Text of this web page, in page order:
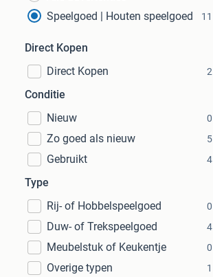
Speelgoed | Houten speelgoed
11
Direct Kopen
Direct Kopen
2
Conditie
Nieuw
0
Zo goed als nieuw 5
Gebruikt 4
Type
Rij- of Hobbelspeelgoed
0
Duw- of Trekspeelgoed 4
Meubelstuk of Keukentje 0
Overige typen 1